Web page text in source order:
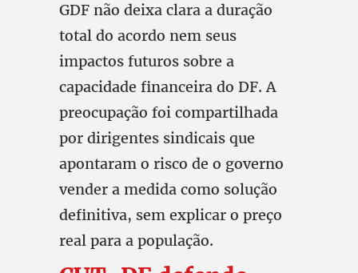
GDF não deixa clara a duração
total do acordo nem seus
impactos futuros sobre a
capacidade financeira do DF. A
preocupação foi compartilhada
por dirigentes sindicais que
apontaram o risco de o governo
vender a medida como solução
definitiva, sem explicar o preço
real para a população.